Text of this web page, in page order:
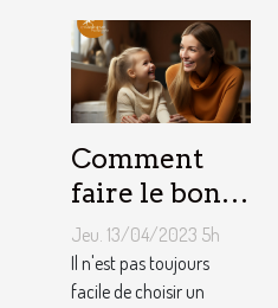
Comment
faire le bon
choix entre
une crèche et
une
Jeu. 13/04/2023 5h
Il n'est pas toujours
facile de choisir un